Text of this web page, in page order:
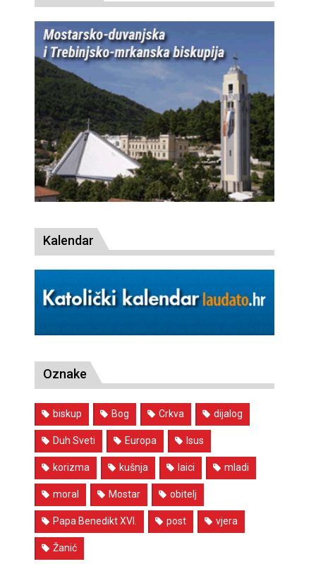
Kalendar
Oznake
biskup Bog Crkva dijalog
Duh Sveti Europa Isus
korizma kušnja laici mladi
moral Mostar obitelj
Papa Benedikt XVI. post vjera
Žanić